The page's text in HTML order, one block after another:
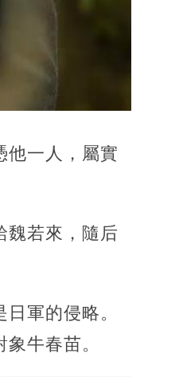
他一人，屬實
魏若來，隨后
軍的侵略。
牛春苗。